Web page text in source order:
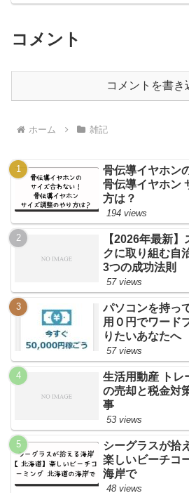
コメント
コメントを書き
ホーム 雑記
骨伝導イヤホン
骨伝導イヤホン
方は？
194 views
【2026年最新
クに取り組む自
3つの成功法則
57 views
パソコンを持っ
用０円でワード
りたいあなたへ
57 views
生活用動産 トレ
の売却と税金対
事
53 views
シーグラスが拾
楽しいビーチコ
海岸で
48 views